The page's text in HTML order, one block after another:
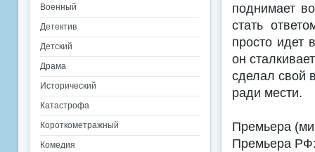
поднимает
стать
просто идет
он
сделал свой
ради мести.
Премьера
Премьера
Военный
Детектив
Детский
Драма
Исторический
Катастрофа
Короткометражный
Комедия